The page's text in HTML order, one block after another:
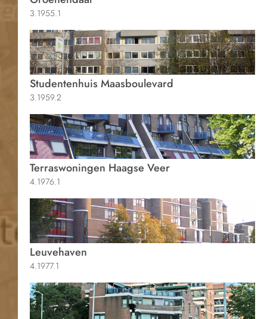
3.1955.1
Studentenhuis Maasboulevard
3.1959.2
Terraswoningen Haagse Veer
4.1976.1
Leuvehaven
4.1977.1